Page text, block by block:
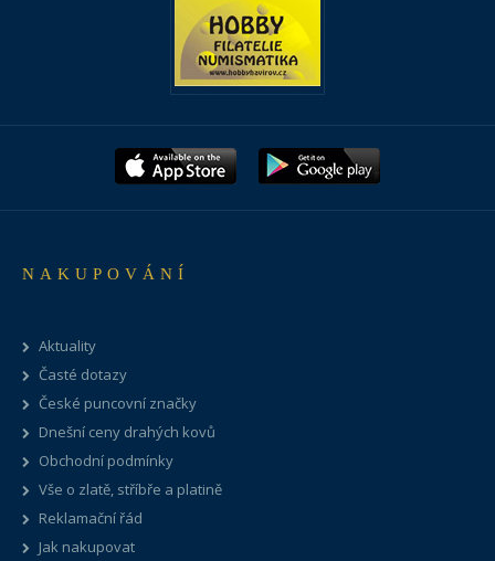
NAKUPOVÁNÍ
Aktuality
Časté dotazy
České puncovní značky
Dnešní ceny drahých kovů
Obchodní podmínky
Vše o zlatě, stříbře a platině
Reklamační řád
Jak nakupovat